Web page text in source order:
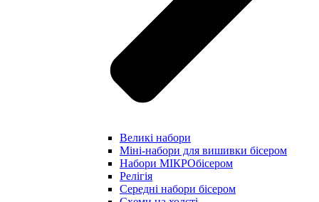
Великі набори
Міні-набори для вишивки бісером
Набори МІКРОбісером
Релігія
Середні набори бісером